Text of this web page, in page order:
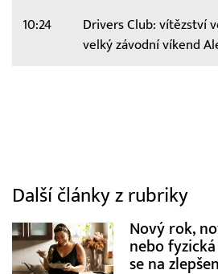
10:24
Drivers Club: vítězství
velký závodní víkend
Další články z rubriky
Nový rok,
nebo
se na